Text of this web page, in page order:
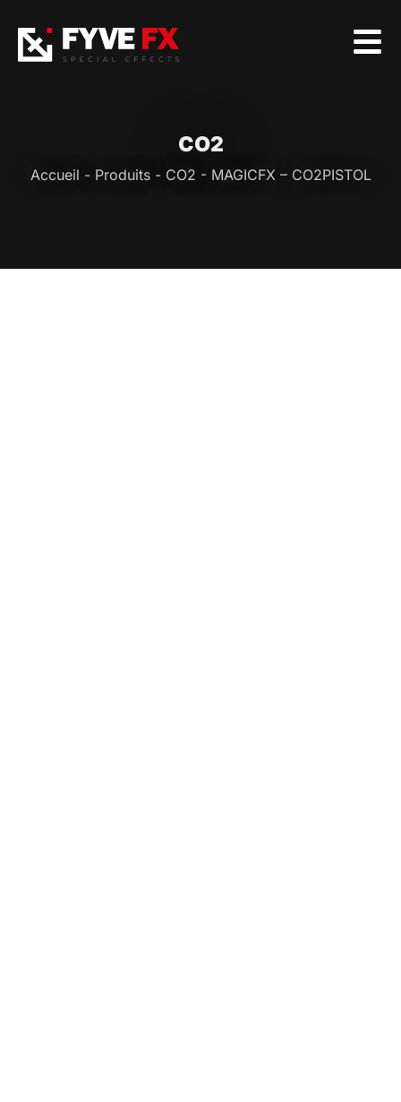
CO2
Accueil - Produits- CO2 - MAGICFX – CO2PISTOL